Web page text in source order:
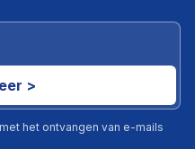
>
het ontvangen van e-mails